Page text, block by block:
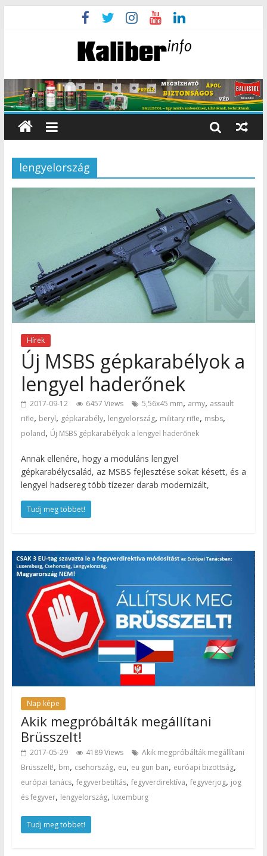
lengyelország
Hírek
Új MSBS gépkarabélyok a
lengyel haderőnek
2017-09-12 6457 Views 5,56x45 mm, army, assault
rifle, beryl, gépkarabély, lengyelország, military rifle, msbs,
poland, Új MSBS gépkarabélyok a lengyel haderőnek
Annak ellenére, hogy a moduláris lengyel
gépkarabélycsalád, az MSBS fejlesztése sokat késett, és a
lengyel hadsereg több tízezer darab modernizált,
Tudj meg többet!
Nap képe
Akik megpróbálták megállítani
Brüsszelt!
2017-05-29 4189 Views
Akik megpróbálták megállítani
Brüsszelt!, bm, csehország, eu, eu gun ban, euróapi bizottság,
európai tanács, fegyverbetiltás, fegyverdirektíva, fegyverjog, jog
és fegyver, lengyelország, luxemburg
Tudj meg többet!